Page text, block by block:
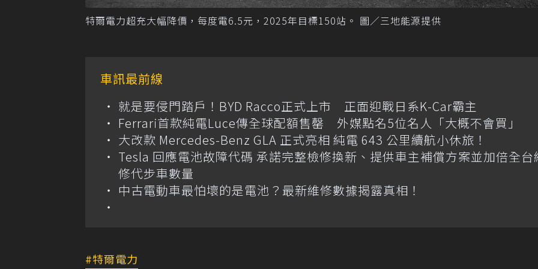
特爾電力超充大幅降價，每度電6.5元，2025年目標150站。 圖／三地能源提供
車訊最前線
就是要侵門踏戶！BYD Racco正式上市 正面迎戰日系K-Car霸主
Ferrari首款純電Luce傳全球配額售罄 外媒點名5位名人「大概不會買」
大改款 Mercedes-Benz GLA 正式亮相 純電 643 公里續航小休旅！
Tesla 回應電池故障代碼 承諾完整檢修換新、提供車主補償方案並加倍全台
修代步車數量
中古電動車最怕壞的是電池？最新維修數據揭露真相！
特爾電力